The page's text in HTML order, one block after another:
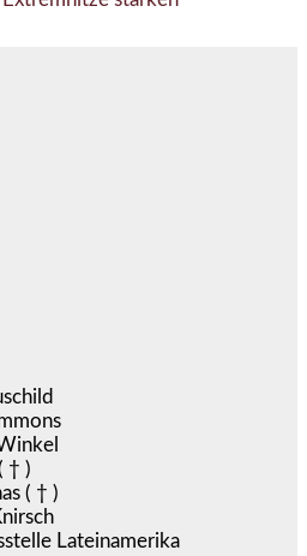
† )
( † )
Lateinamerika